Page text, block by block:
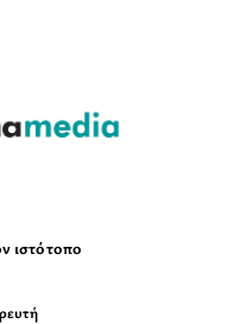
ιστότοπο